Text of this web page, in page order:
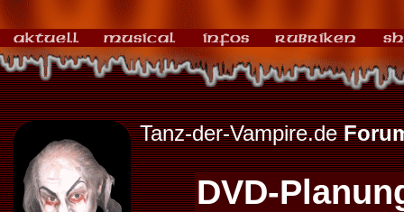
Tanz-der-Vampire.de
DVD-